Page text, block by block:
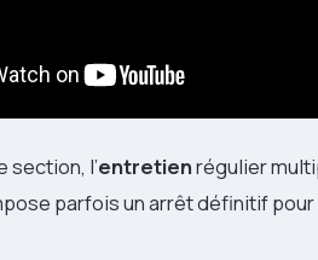
section, l’entretienrégulier
parfois un arrêt définitif